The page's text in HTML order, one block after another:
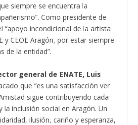
siempre se encuentra la
Como presidente de
“apoyo incondicional de la artista
y CEOE Aragón, por estar siempre
de la entidad”.
general de ENATE, Luis
que “es una satisfacción ver
sigue contribuyendo cada
la inclusión social en Aragón. Un
ilusión, cariño y esperanza,